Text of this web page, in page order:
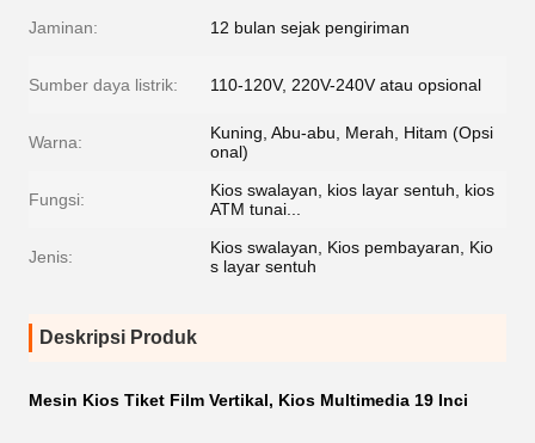
Jaminan: 12 bulan sejak pengiriman
Sumber daya listrik: 110-120V, 220V-240V atau opsional
Warna:
Kuning, Abu-abu, Merah, Hitam (Opsi
onal)
Fungsi:
Kios swalayan, kios layar sentuh, kios
ATM tunai...
Jenis:
Kios swalayan, Kios pembayaran, Kio
s layar sentuh
Deskripsi Produk
Mesin Kios Tiket Film Vertikal, Kios Multimedia 19 Inci